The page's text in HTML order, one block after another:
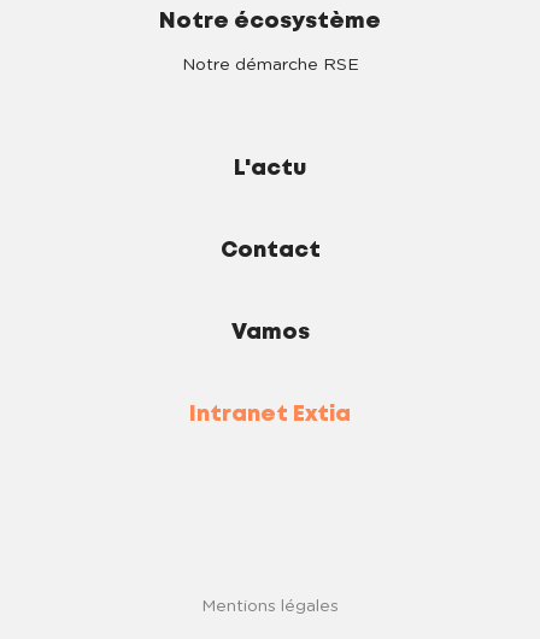
Notre écosystème
Notre démarche RSE
L'actu
Contact
Vamos
Intranet Extia
Mentions légales